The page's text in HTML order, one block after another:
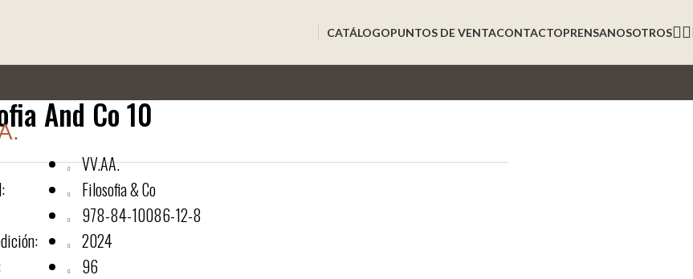
CATÁLOGOPUNTOS DE VENTACONTACTOPRENSANOSOTROS
And Co 10
VV.AA.
Filosofia & Co
978-84-10086-12-8
2024
96